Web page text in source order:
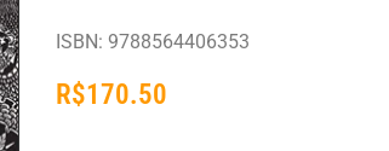
ISBN: 9788564406353
R$170.50